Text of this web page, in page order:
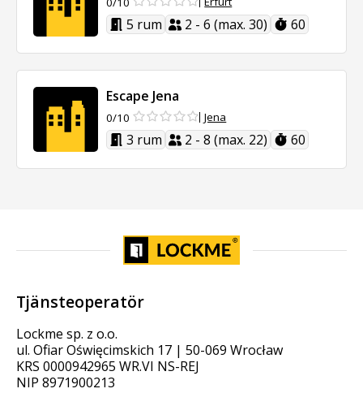
5 rum 2 - 6 (max. 30) 60
Escape Jena
0/10 Jena
3 rum 2 - 8 (max. 22) 60
Tjänsteoperatör
Lockme sp. z o.o.
ul. Ofiar Oświęcimskich 17 | 50-069 Wrocław
KRS 0000942965 WR.VI NS-REJ
NIP 8971900213